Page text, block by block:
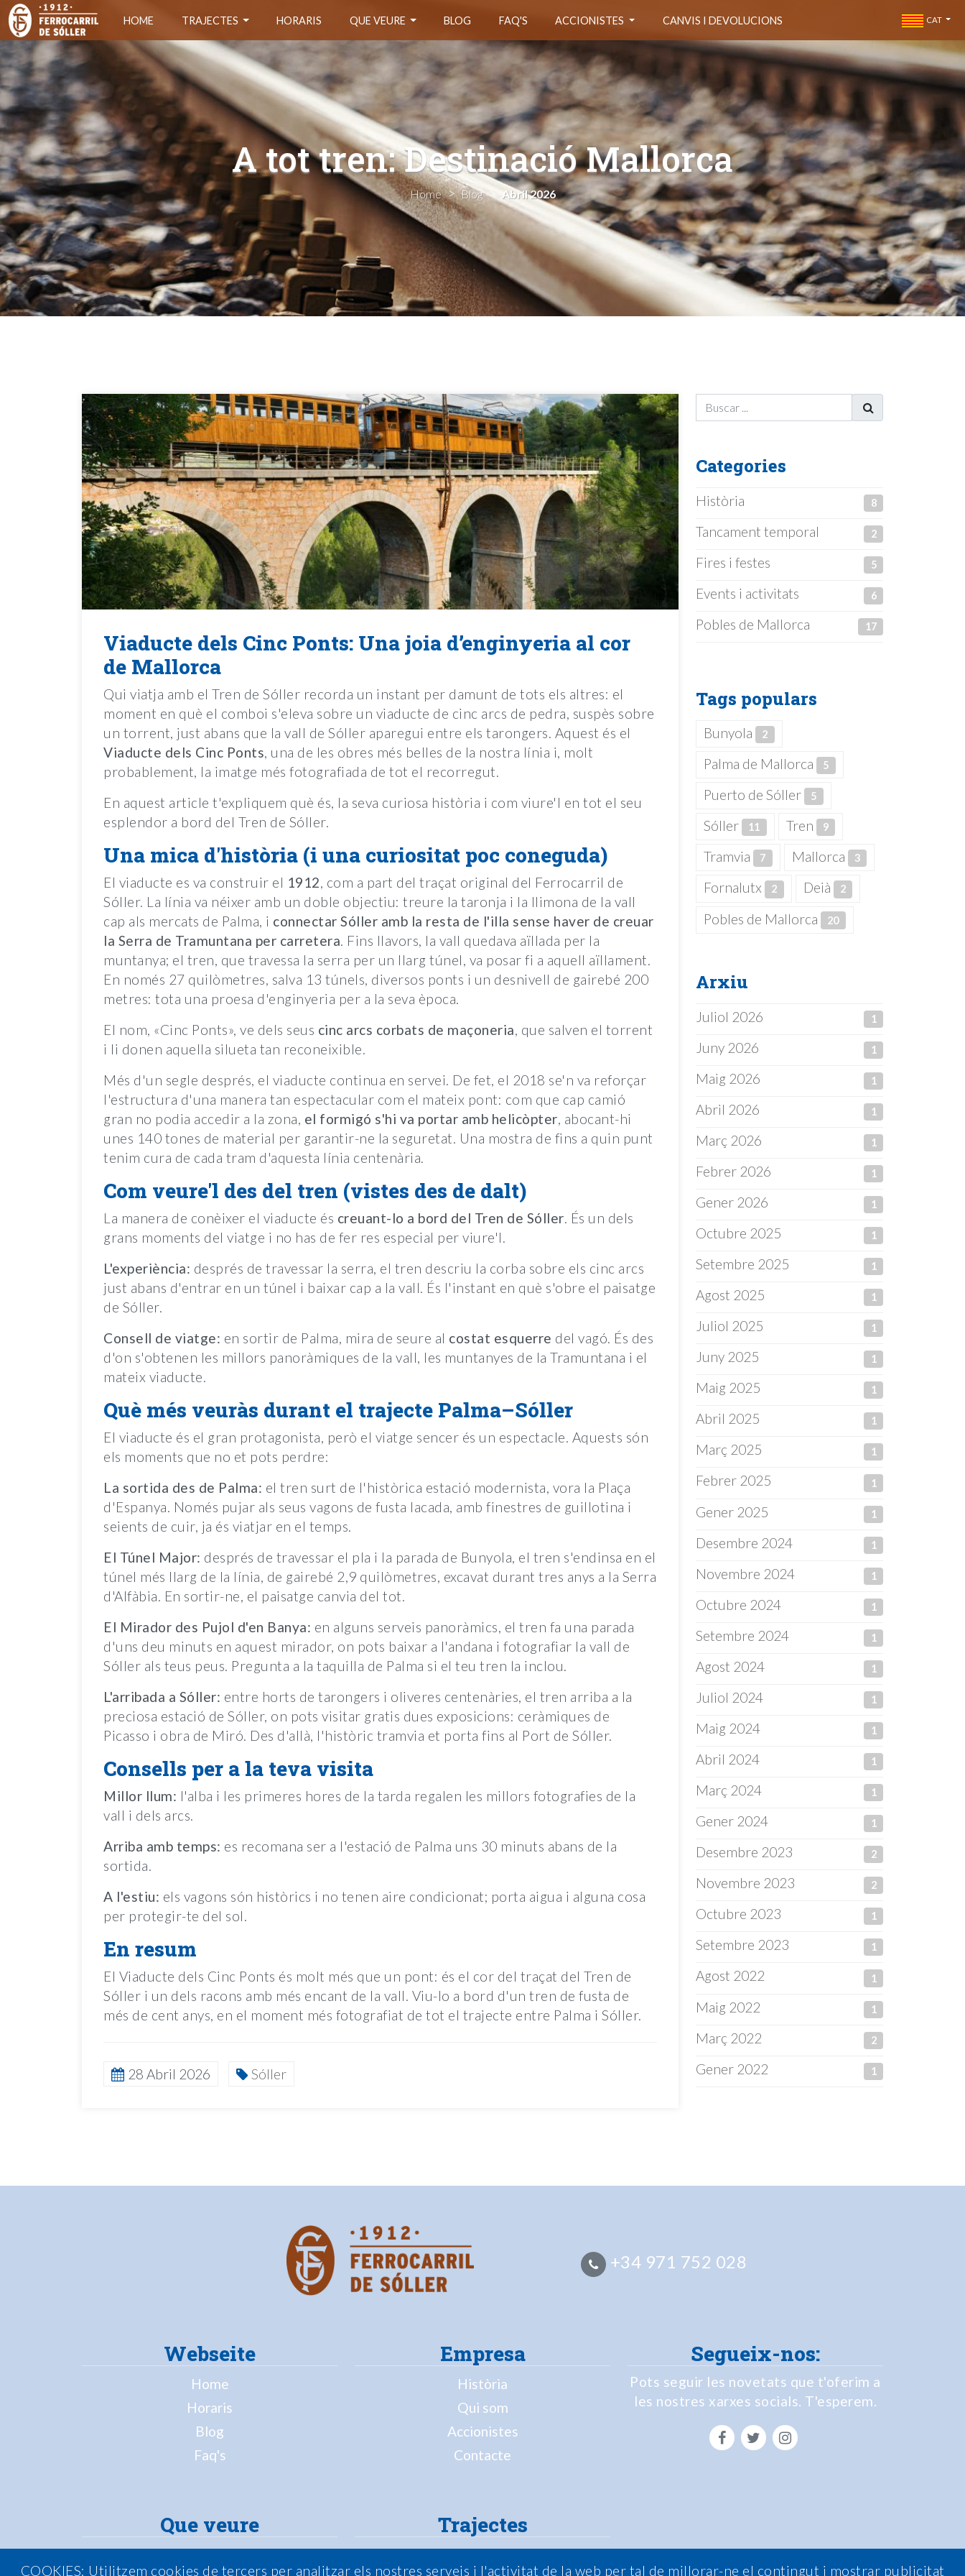
HOME TRAJECTES HORARIS QUE VEURE BLOG FAQ'S ACCIONISTES CANVIS I DEVOLUCIONS CAT
A tot tren: Destinació Mallorca
Home Blog Abril 2026
Viaducte dels Cinc Ponts: Una joia d’enginyeria al cor
de Mallorca
Qui viatja amb el Tren de Sóller recorda un instant per damunt de tots els altres: el
moment en què el comboi s'eleva sobre un viaducte de cinc arcs de pedra, suspès sobre
un torrent, just abans que la vall de Sóller aparegui entre els tarongers. Aquest és el
Viaducte dels Cinc Ponts, una de les obres més belles de la nostra línia i, molt
probablement, la imatge més fotografiada de tot el recorregut.
En aquest article t'expliquem què és, la seva curiosa història i com viure'l en tot el seu
esplendor a bord del Tren de Sóller.
Una mica d'història (i una curiositat poc coneguda)
El viaducte es va construir el 1912, com a part del traçat original del Ferrocarril de
Sóller. La línia va néixer amb un doble objectiu: treure la taronja i la llimona de la vall
cap als mercats de Palma, i connectar Sóller amb la resta de l'illa sense haver de creuar
la Serra de Tramuntana per carretera. Fins llavors, la vall quedava aïllada per la
muntanya; el tren, que travessa la serra per un llarg túnel, va posar fi a aquell aïllament.
En només 27 quilòmetres, salva 13 túnels, diversos ponts i un desnivell de gairebé 200
metres: tota una proesa d'enginyeria per a la seva època.
El nom, «Cinc Ponts», ve dels seus cinc arcs corbats de maçoneria, que salven el torrent
i li donen aquella silueta tan reconeixible.
Més d'un segle després, el viaducte continua en servei. De fet, el 2018 se'n va reforçar
l'estructura d'una manera tan espectacular com el mateix pont: com que cap camió
gran no podia accedir a la zona, el formigó s'hi va portar amb helicòpter, abocant-hi
unes 140 tones de material per garantir-ne la seguretat. Una mostra de fins a quin punt
tenim cura de cada tram d'aquesta línia centenària.
Com veure'l des del tren (vistes des de dalt)
La manera de conèixer el viaducte és creuant-lo a bord del Tren de Sóller. És un dels
grans moments del viatge i no has de fer res especial per viure'l.
L'experiència: després de travessar la serra, el tren descriu la corba sobre els cinc arcs
just abans d'entrar en un túnel i baixar cap a la vall. És l'instant en què s'obre el paisatge
de Sóller.
Consell de viatge: en sortir de Palma, mira de seure al costat esquerre del vagó. És des
d'on s'obtenen les millors panoràmiques de la vall, les muntanyes de la Tramuntana i el
mateix viaducte.
Què més veuràs durant el trajecte Palma–Sóller
El viaducte és el gran protagonista, però el viatge sencer és un espectacle. Aquests són
els moments que no et pots perdre:
La sortida des de Palma: el tren surt de l'històrica estació modernista, vora la Plaça
d'Espanya. Només pujar als seus vagons de fusta lacada, amb finestres de guillotina i
seients de cuir, ja és viatjar en el temps.
El Túnel Major: després de travessar el pla i la parada de Bunyola, el tren s'endinsa en el
túnel més llarg de la línia, de gairebé 2,9 quilòmetres, excavat durant tres anys a la Serra
d'Alfàbia. En sortir-ne, el paisatge canvia del tot.
El Mirador des Pujol d'en Banya: en alguns serveis panoràmics, el tren fa una parada
d'uns deu minuts en aquest mirador, on pots baixar a l'andana i fotografiar la vall de
Sóller als teus peus. Pregunta a la taquilla de Palma si el teu tren la inclou.
L'arribada a Sóller: entre horts de tarongers i oliveres centenàries, el tren arriba a la
preciosa estació de Sóller, on pots visitar gratis dues exposicions: ceràmiques de
Picasso i obra de Miró. Des d'allà, l'històric tramvia et porta fins al Port de Sóller.
Consells per a la teva visita
Millor llum: l'alba i les primeres hores de la tarda regalen les millors fotografies de la
vall i dels arcs.
Arriba amb temps: es recomana ser a l'estació de Palma uns 30 minuts abans de la
sortida.
A l'estiu: els vagons són històrics i no tenen aire condicionat; porta aigua i alguna cosa
per protegir-te del sol.
En resum
El Viaducte dels Cinc Ponts és molt més que un pont: és el cor del traçat del Tren de
Sóller i un dels racons amb més encant de la vall. Viu-lo a bord d'un tren de fusta de
més de cent anys, en el moment més fotografiat de tot el trajecte entre Palma i Sóller.
28 Abril 2026 Sóller
Categories
Història 8
Tancament temporal 2
Fires i festes 5
Events i activitats 6
Pobles de Mallorca 17
Tags populars
Bunyola 2
Palma de Mallorca 5
Puerto de Sóller 5
Sóller 11 Tren 9
Tramvia 7 Mallorca 3
Fornalutx 2 Deià 2
Pobles de Mallorca 20
Arxiu
Juliol 2026 1
Juny 2026 1
Maig 2026 1
Abril 2026 1
Març 2026 1
Febrer 2026 1
Gener 2026 1
Octubre 2025 1
Setembre 2025 1
Agost 2025 1
Juliol 2025 1
Juny 2025 1
Maig 2025 1
Abril 2025 1
Març 2025 1
Febrer 2025 1
Gener 2025 1
Desembre 2024 1
Novembre 2024 1
Octubre 2024 1
Setembre 2024 1
Agost 2024 1
Juliol 2024 1
Maig 2024 1
Abril 2024 1
Març 2024 1
Gener 2024 1
Desembre 2023 2
Novembre 2023 2
Octubre 2023 1
Setembre 2023 1
Agost 2022 1
Maig 2022 1
Març 2022 2
Gener 2022 1
+34 971 752 028
Webseite
Home
Horaris
Blog
Faq's
Empresa
Història
Qui som
Accionistes
Contacte
Segueix-nos:
Pots seguir les novetats que t'oferim a
les nostres xarxes socials. T'esperem.
Que veure Trajectes
COOKIES: Utilitzem cookies de tercers per analitzar els nostres serveis i l'activitat de la web per tal de millorar-ne el contingut i mostrar publicitat